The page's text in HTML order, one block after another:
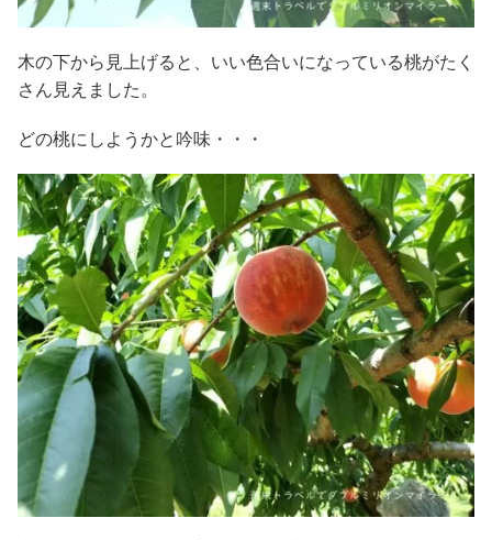
木の下から見上げると、いい色合いになっている桃がたく
さん見えました。
どの桃にしようかと吟味・・・